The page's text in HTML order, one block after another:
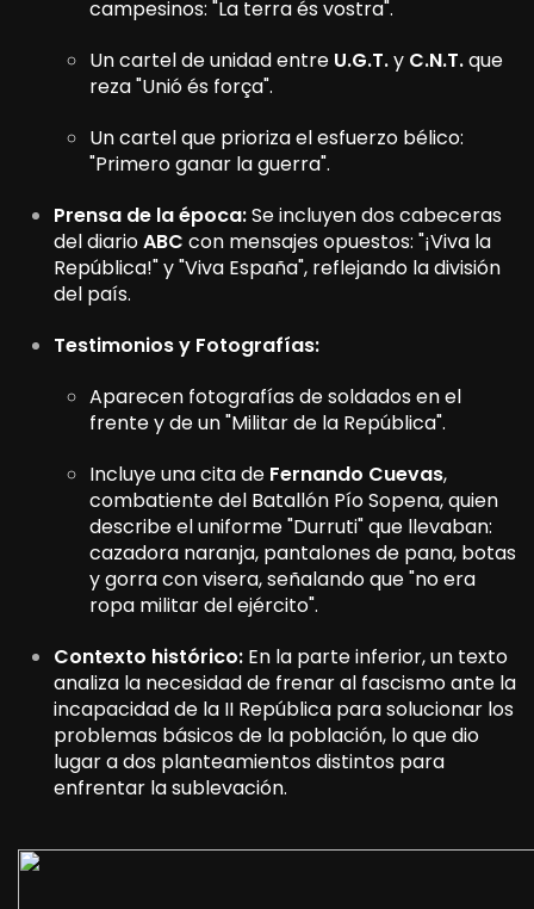
campesinos: "La terra és vostra".
Un cartel de unidad entre U.G.T.y C.N.T.que
reza "Unió és força".
Un cartel que prioriza el esfuerzo bélico:
"Primero ganar la guerra".
Prensa de la época:Se incluyen dos cabeceras
del diarioABC con mensajes opuestos: "¡Viva la
República!" y "Viva España", reflejando la división
del país.
Testimonios y Fotografías:
Aparecen fotografías de soldados en el
frente y de un "Militar de la República".
Incluye una cita de Fernando Cuevas,
combatiente del Batallón Pío Sopena, quien
describe el uniforme "Durruti" que llevaban:
cazadora naranja, pantalones de pana, botas
y gorra con visera, señalando que "no era
ropa militar del ejército".
Contexto histórico: En la parte inferior, un texto
analiza la necesidad de frenar al fascismo ante la
incapacidad de la II República para solucionar los
problemas básicos de la población, lo que dio
lugar a dos planteamientos distintos para
enfrentar la sublevación.